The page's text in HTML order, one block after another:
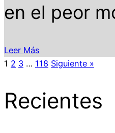
en el peor
Leer Más
1 2 3 … 118 Siguiente »
Recientes